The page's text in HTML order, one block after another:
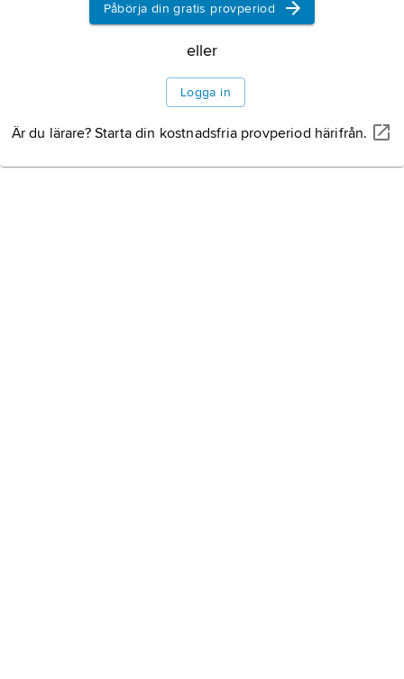
brändes han till aska av en blick från Shivas
tredje öga. Rati utverkade dock löfte om att
Information om artikeln
Påbörja din gratis provperiod
eller
Logga in
Är du lärare? Starta din kostnadsfria provperiod härifrån.